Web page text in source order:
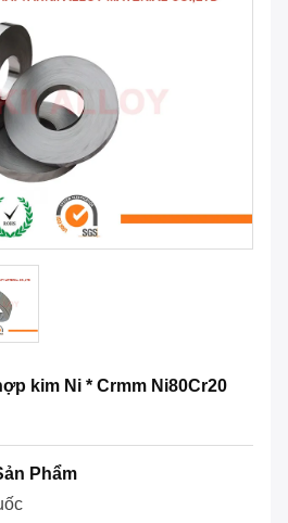
kim Ni * Crmm Ni80Cr20
Phẩm